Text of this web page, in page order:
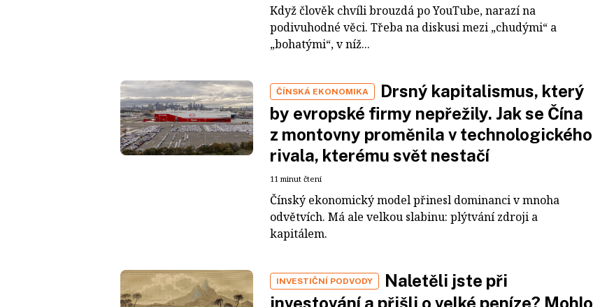
Když člověk chvíli brouzdá po YouTube, narazí na
podivuhodné věci. Třeba na diskusi mezi „chudými“ a
„bohatými“, v níž...
ČÍNSKÁ EKONOMIKA
Drsný kapitalismus, který
by evropské firmy nepřežily. Jak se Čína
z montovny proměnila v technologického
rivala, kterému svět nestačí
11 minut čtení
Čínský ekonomický model přinesl dominanci v mnoha
odvětvích. Má ale velkou slabinu: plýtvání zdroji a
kapitálem.
INVESTIČNÍ PODVODY
Naletěli jste při
investování a přišli o velké peníze? Mohlo